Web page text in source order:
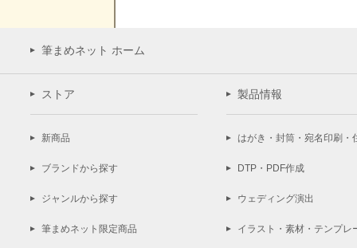
筆まめネット ホーム
ストア
新商品
ブランドから探す
ジャンルから探す
筆まめネット限定商品
製品情報
はがき・封筒・宛名印刷・
DTP・PDF作成
ウェディング演出
イラスト・素材・テンプレ